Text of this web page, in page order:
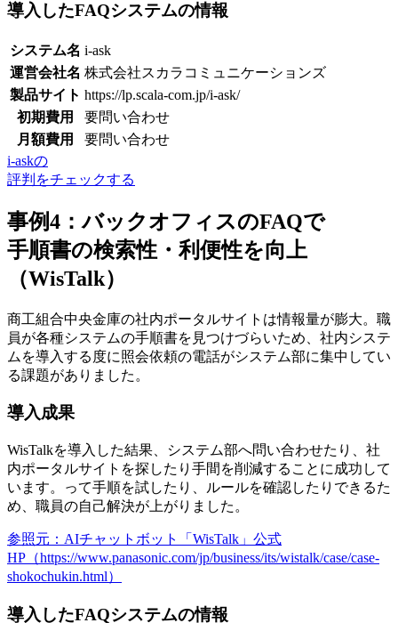
導入したFAQシステムの情報
システム名 i-ask
運営会社名 株式会社スカラコミュニケーションズ
製品サイト https://lp.scala-com.jp/i-ask/
初期費用
要問い合わせ
月額費用
要問い合わせ
i-askの
評判をチェックする
事例4：バックオフィスのFAQで
手順書の検索性・利便性を向上
（WisTalk）
商工組合中央金庫の社内ポータルサイトは情報量が膨大。職
員が各種システムの手順書を見つけづらいため、社内システ
ムを導入する度に照会依頼の電話がシステム部に集中 してい
る課題がありました。
導入成果
WisTalkを導入した結果、システム部へ問い合わせたり、社
内ポータルサイトを探したり手間を削減することに成功して
います。
って手順を試したり、ルールを確認したりできるた
め、職員の自己解決が上がりました。
参照元：AIチャットボット「WisTalk」公式
HP（https://www.panasonic.com/jp/business/its/wistalk/case/case-
shokochukin.html）
導入したFAQシステムの情報